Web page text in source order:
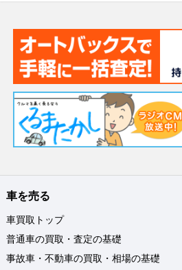
車を売る
車買取トップ
普通車の買取・査定の基礎
事故車・不動車の買取・相場の基礎